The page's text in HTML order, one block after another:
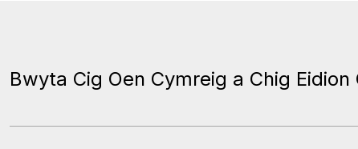
Bwyta Cig Oen Cymreig a Chig Eidion